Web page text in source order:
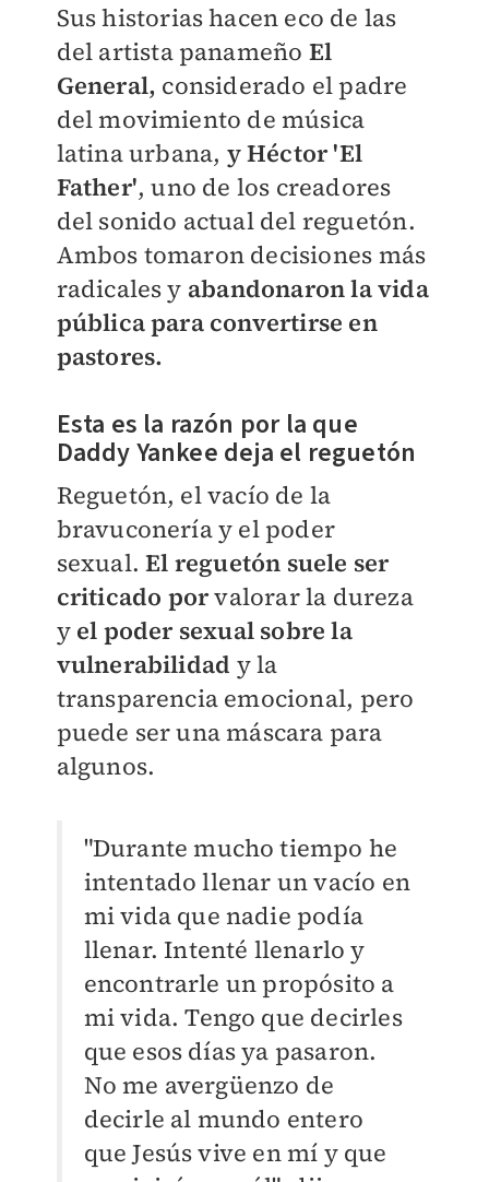
Sus historias hacen eco de las
del artista panameño El
General, considerado el padre
del movimiento de música
latina urbana, y Héctor 'El
Father', uno de los creadores
del sonido actual del reguetón.
Ambos tomaron decisiones más
radicales y abandonaron la vida
pública para convertirse en
pastores.
Esta es la razón por la que
Daddy Yankee deja el reguetón
Reguetón, el vacío de la
bravuconería y el poder
sexual.El reguetón suele ser
criticado porvalorar la dureza
y el poder sexual sobre la
vulnerabilidad y la
transparencia emocional, pero
puede ser una máscara para
algunos.
"Durante mucho tiempo he
intentado llenar un vacío en
mi vida que nadie podía
llenar. Intenté llenarlo y
encontrarle un propósito a
mi vida. Tengo que decirles
que esos días ya pasaron.
No me avergüenzo de
decirle al mundo entero
que Jesús vive en mí y que